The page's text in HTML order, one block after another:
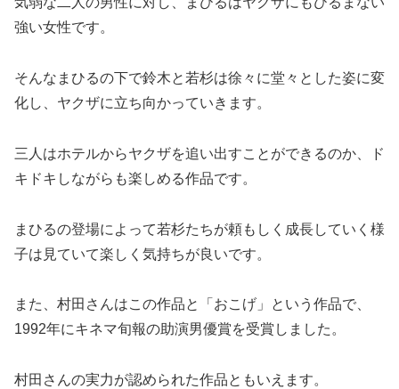
強い女性です。
そんなまひるの下で鈴木と若杉は徐々に堂々とした姿に変
化し、ヤクザに立ち向かっていきます。
三人はホテルからヤクザを追い出すことができるのか、ド
キドキしながらも楽しめる作品です。
まひるの登場によって若杉たちが頼もしく成長していく様
子は見ていて楽しく気持ちが良いです。
また、村田さんはこの作品と「おこげ」という作品で、
1992年にキネマ旬報の助演男優賞を受賞しました。
村田さんの実力が認められた作品ともいえます。